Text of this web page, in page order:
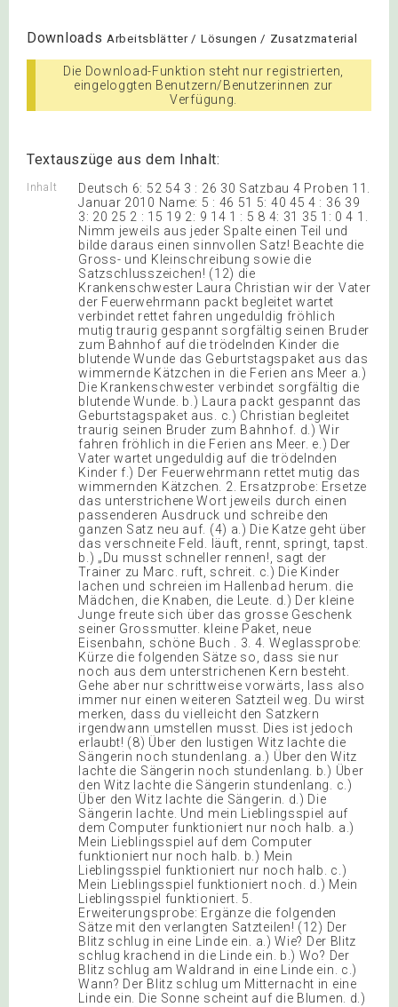
Downloads Arbeitsblätter / Lösungen / Zusatzmaterial
Die Download-Funktion steht nur registrierten,
eingeloggten Benutzern/Benutzerinnen zur
Verfügung.
Textauszüge aus dem Inhalt:
Inhalt
Deutsch 6: 52 54 3 : 26 30 Satzbau 4 Proben 11.
Januar 2010 Name: 5 : 46 51 5: 40 45 4 : 36 39
3: 20 25 2 : 15 19 2: 9 14 1 : 5 8 4: 31 35 1: 0 4 1.
Nimm jeweils aus jeder Spalte einen Teil und
bilde daraus einen sinnvollen Satz! Beachte die
Gross- und Kleinschreibung sowie die
Satzschlusszeichen! (12) die
Krankenschwester Laura Christian wir der Vater
der Feuerwehrmann packt begleitet wartet
verbindet rettet fahren ungeduldig fröhlich
mutig traurig gespannt sorgfältig seinen Bruder
zum Bahnhof auf die trödelnden Kinder die
blutende Wunde das Geburtstagspaket aus das
wimmernde Kätzchen in die Ferien ans Meer a.)
Die Krankenschwester verbindet sorgfältig die
blutende Wunde. b.) Laura packt gespannt das
Geburtstagspaket aus. c.) Christian begleitet
traurig seinen Bruder zum Bahnhof. d.) Wir
fahren fröhlich in die Ferien ans Meer. e.) Der
Vater wartet ungeduldig auf die trödelnden
Kinder f.) Der Feuerwehrmann rettet mutig das
wimmernden Kätzchen. 2. Ersatzprobe: Ersetze
das unterstrichene Wort jeweils durch einen
passenderen Ausdruck und schreibe den
ganzen Satz neu auf. (4) a.) Die Katze geht über
das verschneite Feld. läuft, rennt, springt, tapst.
b.) „Du musst schneller rennen!, sagt der
Trainer zu Marc. ruft, schreit. c.) Die Kinder
lachen und schreien im Hallenbad herum. die
Mädchen, die Knaben, die Leute. d.) Der kleine
Junge freute sich über das grosse Geschenk
seiner Grossmutter. kleine Paket, neue
Eisenbahn, schöne Buch . 3. 4. Weglassprobe:
Kürze die folgenden Sätze so, dass sie nur
noch aus dem unterstrichenen Kern besteht.
Gehe aber nur schrittweise vorwärts, lass also
immer nur einen weiteren Satzteil weg. Du wirst
merken, dass du vielleicht den Satzkern
irgendwann umstellen musst. Dies ist jedoch
erlaubt! (8) Über den lustigen Witz lachte die
Sängerin noch stundenlang. a.) Über den Witz
lachte die Sängerin noch stundenlang. b.) Über
den Witz lachte die Sängerin stundenlang. c.)
Über den Witz lachte die Sängerin. d.) Die
Sängerin lachte. Und mein Lieblingsspiel auf
dem Computer funktioniert nur noch halb. a.)
Mein Lieblingsspiel auf dem Computer
funktioniert nur noch halb. b.) Mein
Lieblingsspiel funktioniert nur noch halb. c.)
Mein Lieblingsspiel funktioniert noch. d.) Mein
Lieblingsspiel funktioniert. 5.
Erweiterungsprobe: Ergänze die folgenden
Sätze mit den verlangten Satzteilen! (12) Der
Blitz schlug in eine Linde ein. a.) Wie? Der Blitz
schlug krachend in die Linde ein. b.) Wo? Der
Blitz schlug am Waldrand in eine Linde ein. c.)
Wann? Der Blitz schlug um Mitternacht in eine
Linde ein. Die Sonne scheint auf die Blumen. d.)